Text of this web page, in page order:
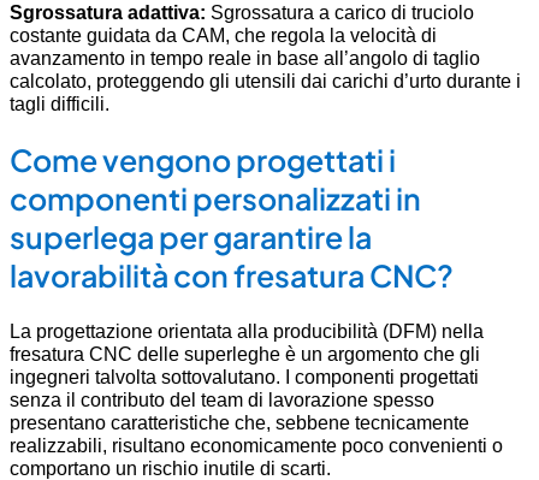
Sgrossatura adattiva: Sgrossatura a carico di truciolo
costante guidata da CAM, che regola la velocità di
avanzamento in tempo reale in base all’angolo di taglio
calcolato, proteggendo gli utensili dai carichi d’urto durante i
tagli difficili.
Come vengono progettati i
componenti personalizzati in
superlega per garantire la
lavorabilità con fresatura CNC?
La progettazione orientata alla producibilità (DFM) nella
fresatura CNC delle superleghe è un argomento che gli
ingegneri talvolta sottovalutano. I componenti progettati
senza il contributo del team di lavorazione spesso
presentano caratteristiche che, sebbene tecnicamente
realizzabili, risultano economicamente poco convenienti o
comportano un rischio inutile di scarti.